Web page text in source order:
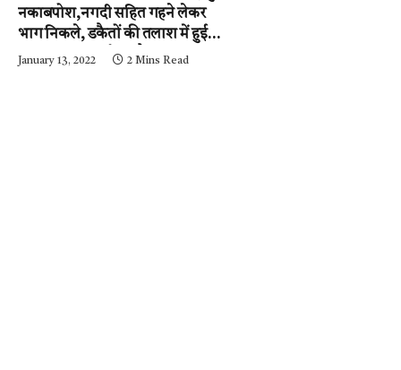
नकाबपोश,नगदी सहित गहने लेकर
भाग निकले, डकैतों की तलाश में हुई
नाकाबंदी…..आईजी और
January 13, 2022 2 Mins Read